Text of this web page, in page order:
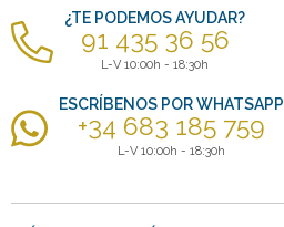
¿TE PODEMOS AYUDAR?
91 435 36 56
L-V 10:00h - 18:30h
ESCRÍBENOS POR WHATSAPP
+34 683 185 759
L-V 10:00h - 18:30h